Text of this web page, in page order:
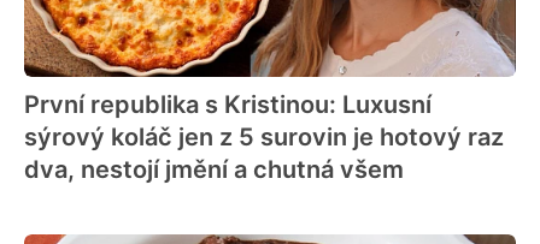
První republika s Kristinou: Luxusní
sýrový koláč jen z 5 surovin je hotový raz
dva, nestojí jmění a chutná všem